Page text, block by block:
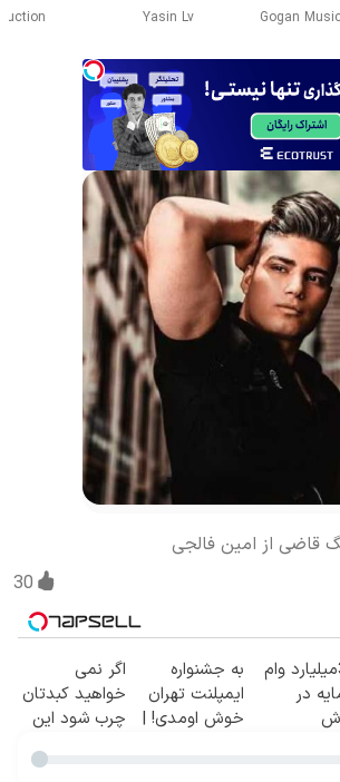
Gogan
Yasin Lv
قاضی از امین فالجی
30
تا 3میلیارد وام
در
به جشنواره
ایمپلنت تهران
خوش اومدی! |
اگر نمی
خواهید کبدتان
چرب شود این
طعم را بنوشید